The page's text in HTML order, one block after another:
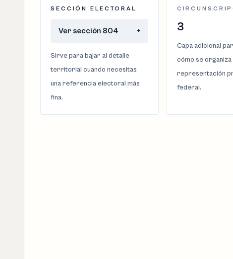
SECCIÓN ELECTORAL
Ver sección 804 +
Sirve para bajar al detalle
territorial cuando necesitas
una referencia electoral más
fina.
3
Capa adicional
cómo se organiza
representación
federal.